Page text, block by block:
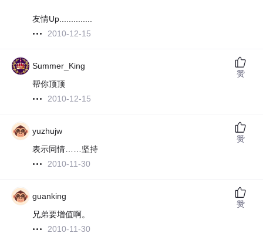
友情Up..............
2010-12-15
Summer_King
帮你顶顶
2010-12-15
赞
yuzhujw
表示同情……坚持
2010-11-30
赞
guanking
兄弟要增值啊。
2010-11-30
赞